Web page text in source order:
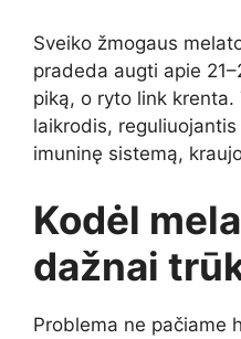
Sveiko žmogaus
pradeda augti apie
piką, o ryto link
laikrodis,
imuninę sistemą,
Kodėl
dažnai
Problema ne pačiame